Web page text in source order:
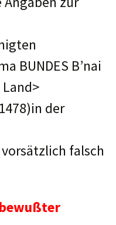
BUNDES B’nai
der
falsch